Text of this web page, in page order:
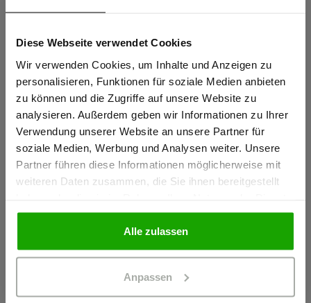
Diese Webseite verwendet Cookies
Wir verwenden Cookies, um Inhalte und Anzeigen zu
personalisieren, Funktionen für soziale Medien anbieten
zu können und die Zugriffe auf unsere Website zu
analysieren. Außerdem geben wir Informationen zu Ihrer
Verwendung unserer Website an unsere Partner für
soziale Medien, Werbung und Analysen weiter. Unsere
Partner führen diese Informationen möglicherweise mit
weiteren Daten zusammen, die Sie ihnen bereitgestellt
gesammelt haben.
Alle zulassen
Anpassen
Doppelter Stehkragen mit Kinnschutz
Hochwertige perforierte und dehnbare Ventilationseinsätze
Elastische, enganliegende Ärmelabschlüsse, die vor Staub
schützen und auch mit Jacken mit dicken Ärmel-Abschlüssen
bequem zu tragen sind
Wärmend, atmungsaktiv
Herstellerangaben
Schwabmünchen, Deutschland
Sind Sie
Gewerbetreibender?
Ich bestätige, dass ich Gewerbetreibender bin. Alle
Preise werden netto ausgewiesen.